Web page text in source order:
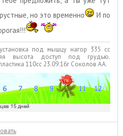
но это временно
И по
под мышцу нагор 335 сс
высота доступ под грудью.
110сс 23.09.16г Соколов АА.